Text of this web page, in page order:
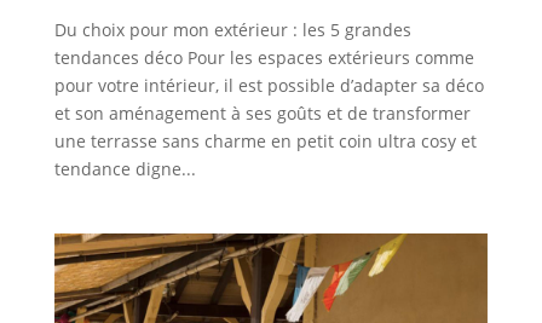
Du choix pour mon extérieur : les 5 grandes
tendances déco Pour les espaces extérieurs comme
pour votre intérieur, il est possible d’adapter sa déco
et son aménagement à ses goûts et de transformer
une terrasse sans charme en petit coin ultra cosy et
tendance digne...